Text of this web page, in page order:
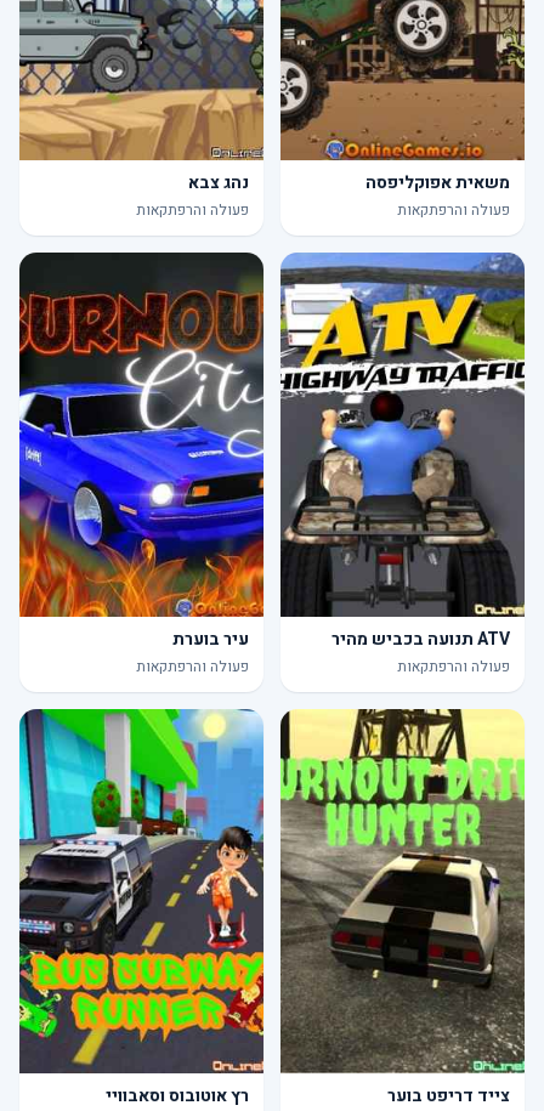
משאית אפוקליפסה
פעולה והרפתקאות
נהג צבא
פעולה והרפתקאות
ATV תנועה בכביש מהיר
פעולה והרפתקאות
עיר בוערת
פעולה והרפתקאות
צייד דריפט בוער רץ אוטובוס וסאבוויי